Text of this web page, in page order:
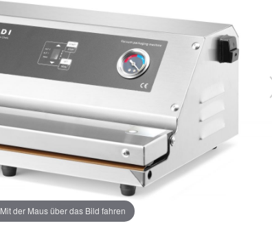
Mit der Maus über das Bild fahren